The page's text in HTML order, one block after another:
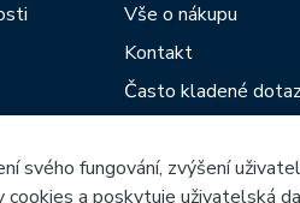
Vše o nákupu
Kontakt
Často kladené
Prodejny České
svého fungování, zvýšení
cookies a poskytuje uživatelská